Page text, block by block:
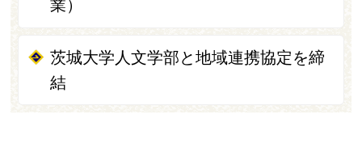
業）
茨城大学人文学部と地域連携協定を締
結